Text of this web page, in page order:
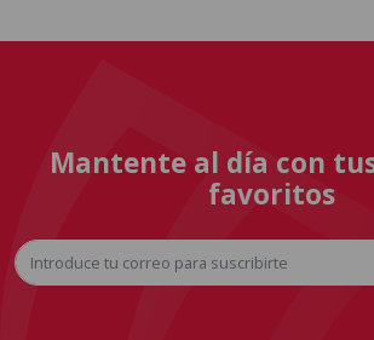
Mantente al día con
favoritos